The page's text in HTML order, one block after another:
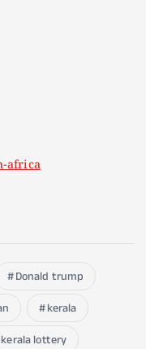
africa
Donald trump
kerala
kerala lottery